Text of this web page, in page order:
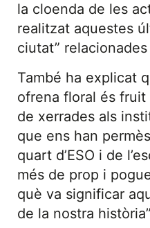
la cloenda de les
realitzat aquestes
ciutat”
També ha explicat
ofrena floral és
de xerrades als
que ens han
quart d’ESO i de
més de prop i
què va significar
de la nostra